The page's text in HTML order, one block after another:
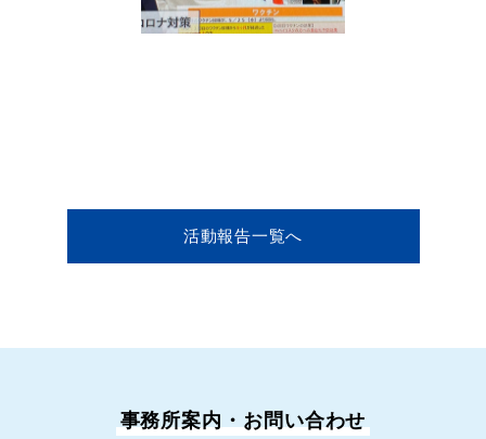
活動報告一覧へ
事務所案内・お問い合わせ